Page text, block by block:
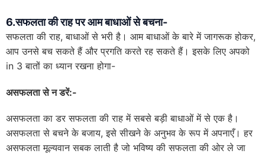
6.सफलता की राह पर आम बाधाओं से बचना-
सफलता की राह, बाधाओं से भरी है। आम बाधाओं के बारे में जागरूक होकर,
आप उनसे बच सकते हैं और प्रगति करते रह सकते हैं। इसके लिए अपको
in 3 बातों का ध्यान रखना होगा-
असफलता से न डरें:-
असफलता का डर सफलता की राह में सबसे बड़ी बाधाओं में से एक है।
असफलता से बचने के बजाय, इसे सीखने के अनुभव के रूप में अपनाएँ। हर
असफलता मूल्यवान सबक लाती है जो भविष्य की सफलता की ओर ले जा